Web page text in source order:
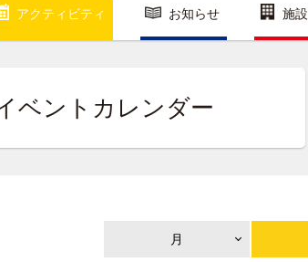
アクティビティ お知らせ 施
ベントカレンダー
月